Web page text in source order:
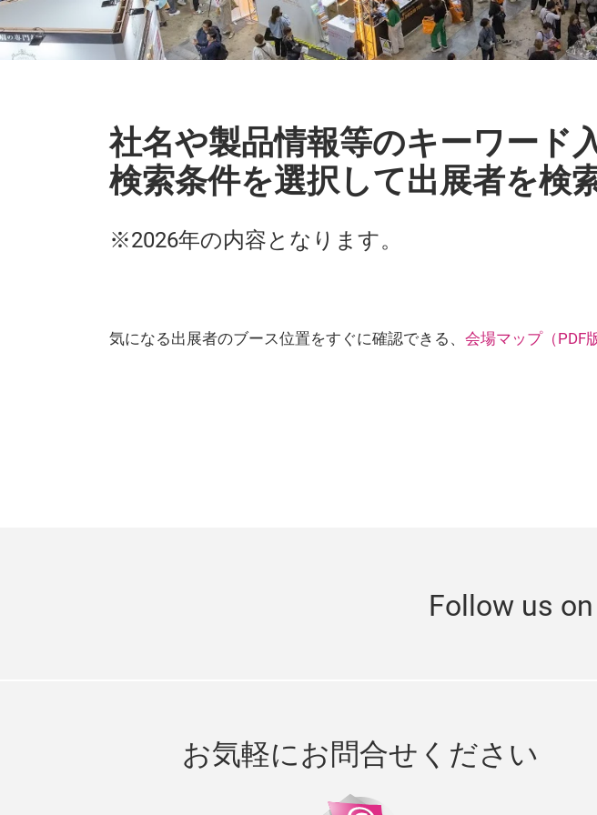
社名や製品情報等のキーワード
検索条件を選択して出展者を検
※2026年の内容となります。
気になる出展者のブース位置をすぐに確認できる、 会場マップ（PDF版
Follow us on
お気軽にお問合せください